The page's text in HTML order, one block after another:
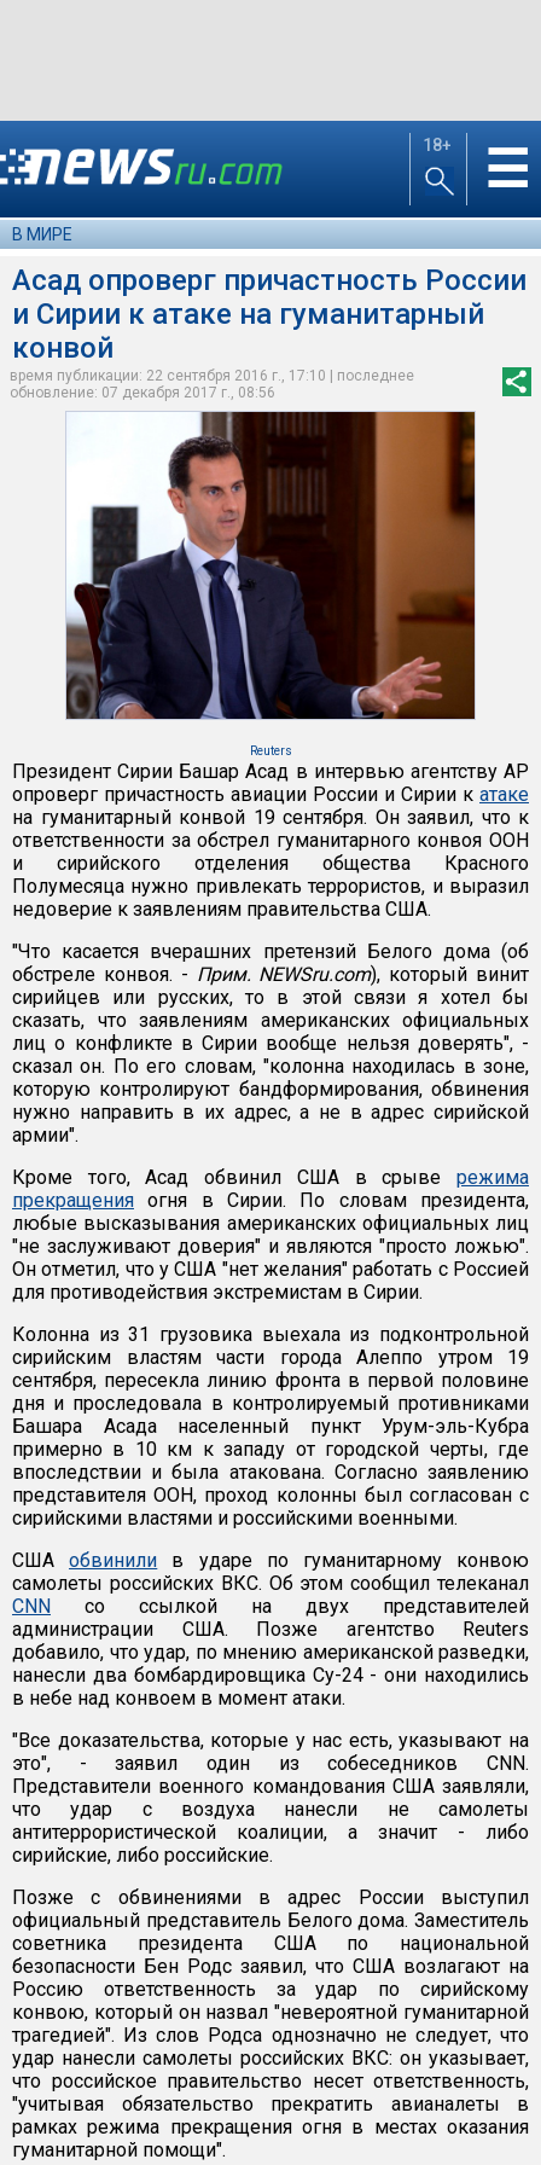
18+ ☰
В МИРЕ
Асад опроверг причастность России
и Сирии к атаке на гуманитарный
конвой
время публикации: 22 сентября 2016 г., 17:10 | последнее
обновление: 07 декабря 2017 г., 08:56
Reuters
Президент Сирии Башар Асад в интервью агентству АР
опроверг причастность авиации России и Сирии к атаке
на гуманитарный конвой 19 сентября. Он заявил, что к
ответственности за обстрел гуманитарного конвоя ООН
и сирийского отделения общества Красного
Полумесяца нужно привлекать террористов, и выразил
недоверие к заявлениям правительства США.
"Что касается вчерашних претензий Белого дома (об
обстреле конвоя. - Прим. NEWSru.com), который винит
сирийцев или русских, то в этой связи я хотел бы
сказать, что заявлениям американских официальных
лиц о конфликте в Сирии вообще нельзя доверять", -
сказал он. По его словам, "колонна находилась в зоне,
которую контролируют бандформирования, обвинения
нужно направить в их адрес, а не в адрес сирийской
армии".
Кроме того, Асад обвинил США в срыве режима
прекращения огня в Сирии. По словам президента,
любые высказывания американских официальных лиц
"не заслуживают доверия" и являются "просто ложью".
Он отметил, что у США "нет желания" работать с Россией
для противодействия экстремистам в Сирии.
Колонна из 31 грузовика выехала из подконтрольной
сирийским властям части города Алеппо утром 19
сентября, пересекла линию фронта в первой половине
дня и проследовала в контролируемый противниками
Башара Асада населенный пункт Урум-эль-Кубра
примерно в 10 км к западу от городской черты, где
впоследствии и была атакована. Согласно заявлению
представителя ООН, проход колонны был согласован с
сирийскими властями и российскими военными.
СШАобвинили в ударе по гуманитарному конвою
самолеты российских ВКС. Об этом сообщил телеканал
CNN со ссылкой на двух представителей
администрации США. Позже агентство Reuters
добавило, что удар, по мнению американской разведки,
нанесли два бомбардировщика Су-24 - они находились
в небе над конвоем в момент атаки.
"Все доказательства, которые у нас есть, указывают на
это", - заявил один из собеседников CNN.
Представители военного командования США заявляли,
что удар с воздуха нанесли не самолеты
антитеррористической коалиции, а значит - либо
сирийские, либо российские.
Позже с обвинениями в адрес России выступил
официальный представитель Белого дома. Заместитель
советника президента США по национальной
безопасности Бен Родс заявил, что США возлагают на
Россию ответственность за удар по сирийскому
конвою, который он назвал "невероятной гуманитарной
трагедией". Из слов Родса однозначно не следует, что
удар нанесли самолеты российских ВКС: он указывает,
что российское правительство несет ответственность,
"учитывая обязательство прекратить авианалеты в
рамках режима прекращения огня в местах оказания
гуманитарной помощи".